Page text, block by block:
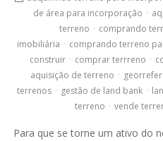
de área para incorporação ·
terreno · comprando
imobiliária · comprando terreno
construir · comprar terrreno ·
aquisição de terreno ·
terrenos · gestão de land bank ·
terreno · vende
Para que se torne um ativo do